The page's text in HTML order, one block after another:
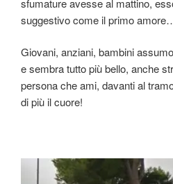
suggestivo come il primo
Giovani, anziani, bambini
e sembra tutto più bello, anche
persona che ami, davanti al
di più il cuore!